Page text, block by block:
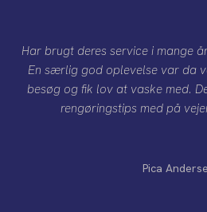
Har brugt deres service i mange
En særlig god oplevelse var da
besøg og fik lov at vaske med.
rengøringstips med på
Pica